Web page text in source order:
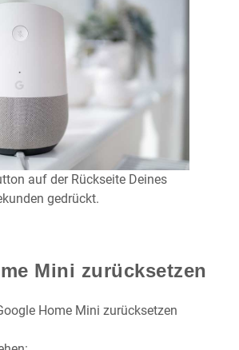
auf der Rückseite Deines
gedrückt.
Mini zurücksetzen
Home Mini zurücksetzen